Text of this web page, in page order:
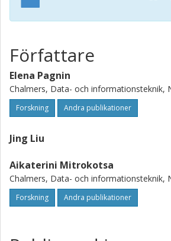
Författare
Elena Pagnin
Chalmers, Data- och informationsteknik,
Forskning Andra publikationer
Jing Liu
Aikaterini Mitrokotsa
Chalmers, Data- och informationsteknik,
Forskning Andra publikationer